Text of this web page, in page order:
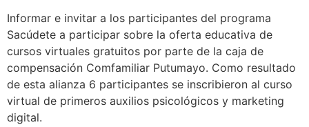
Informar e invitar a los participantes del programa
Sacúdete a participar sobre la oferta educativa de
cursos virtuales gratuitos por parte de la caja de
compensación Comfamiliar Putumayo. Como resultado
de esta alianza 6 participantes se inscribieron al curso
virtual de primeros auxilios psicológicos y marketing
digital.